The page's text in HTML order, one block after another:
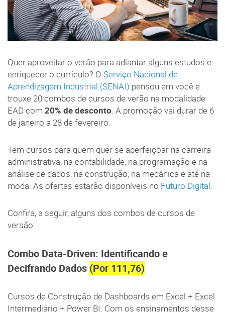
Quer aproveitar o verão para adiantar alguns estudos e
enriquecer o currículo? O Serviço Nacional de
Aprendizagem Industrial (SENAI) pensou em você e
trouxe 20 combos de cursos de verão na modalidade
EAD com 20% de desconto. A promoção vai durar de 6
de janeiro a 28 de fevereiro.
Tem cursos para quem quer se aperfeiçoar na carreira
administrativa, na contabilidade, na programação e na
análise de dados, na construção, na mecânica e até na
moda. As ofertas estarão disponíveis no Futuro.Digital.
Confira, a seguir, alguns dos combos de cursos de
versão:
Combo Data-Driven: Identificando e
Decifrando Dados (Por 111,76)
Cursos de Construção de Dashboards em Excel + Excel
Intermediário + Power BI. Com os ensinamentos desse